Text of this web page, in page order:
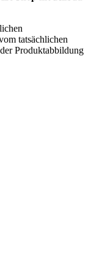
tatsächlichen
Produktabbildung